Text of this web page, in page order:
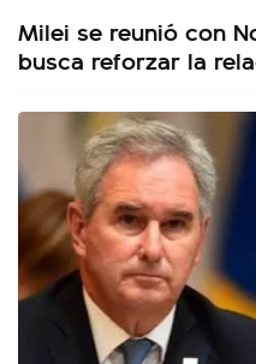
Milei se reunió con
busca reforzar la